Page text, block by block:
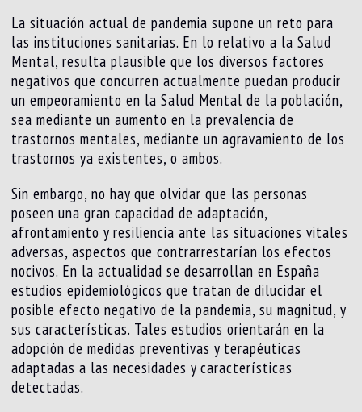
La situación actual de pandemia supone un reto para
las instituciones sanitarias. En lo relativo a la Salud
Mental, resulta plausible que los diversos factores
negativos que concurren actualmente puedan producir
un empeoramiento en la Salud Mental de la población,
sea mediante un aumento en la prevalencia de
trastornos mentales, mediante un agravamiento de los
trastornos ya existentes, o ambos.
Sin embargo, no hay que olvidar que las personas
poseen una gran capacidad de adaptación,
afrontamiento y resiliencia ante las situaciones vitales
adversas, aspectos que contrarrestarían los efectos
nocivos. En la actualidad se desarrollan en España
estudios epidemiológicos que tratan de dilucidar el
posible efecto negativo de la pandemia, su magnitud, y
sus características. Tales estudios orientarán en la
adopción de medidas preventivas y terapéuticas
adaptadas a las necesidades y características
detectadas.